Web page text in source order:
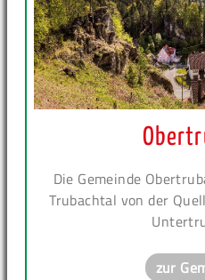
Die Gemeinde
Trubachtal von der
zur